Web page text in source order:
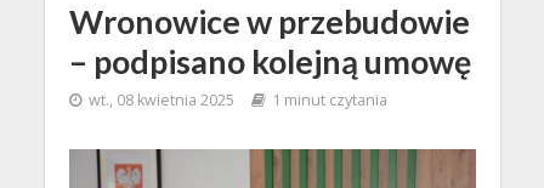
Wronowice w przebudowie
– podpisano kolejną umowę
wt., 08 kwietnia 2025 1 minut czytania